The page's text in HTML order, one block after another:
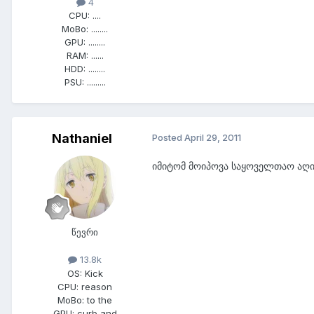
4
CPU: ....
MoBo: ........
GPU: ........
RAM: ......
HDD: ........
PSU: .........
Nathaniel
წევრი
13.8k
OS: Kick
CPU: reason
MoBo:to the
Posted April 29, 2011
იმიტომ მოიპოვა საყოველთაო